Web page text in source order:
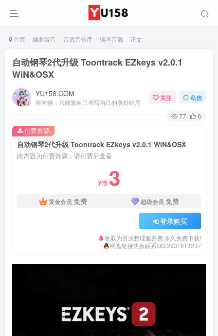
首页 编曲混音 音源音色库 钢琴音源 正文
自动钢琴2代升级 Toontrack EZkeys v2.0.1
WiN&OSX
YU158.COM
有时候，只能靠自己书写自己的美好结局
关注 私信
77 6
自动钢琴2代升级 Toontrack EZkeys v2.0.1 WiN&OSX
此内容为付费资源，请付费后查看
Y币 3
黄金会员 免费 超级会员 免费
登录购买
收取为资源整理服务费,永久免费下载!
网盘链接失效联系QQ:2931813237
付费资源